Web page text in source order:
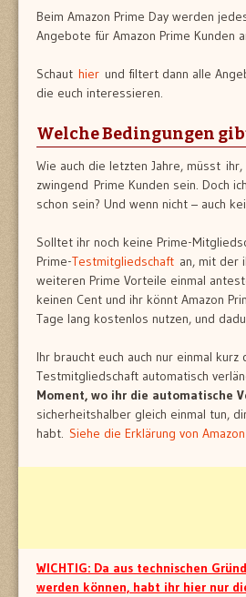
Beim Amazon Prime Day werden
Angebote für Amazon Prime Kunden
Schaut hier und filtert dann alle
die euch interessieren.
Welche Bedingungen
Wie auch die letzten Jahre, müsst
zwingend Prime Kunden sein. Doch
schon sein? Und wenn nicht – auch
Solltet ihr noch keine Prime-
Prime-Testmitgliedschaft an, mit der
weiteren Prime Vorteile einmal
keinen Cent und ihr könnt Amazon
Tage lang kostenlos nutzen, und
Ihr braucht euch auch nur einmal
Testmitgliedschaft automatisch
Moment, wo ihr die automatische
sicherheitshalber gleich einmal tun,
habt. Siehe die Erklärung von
WICHTIG: Da aus technischen
werden können, habt ihr hier nur